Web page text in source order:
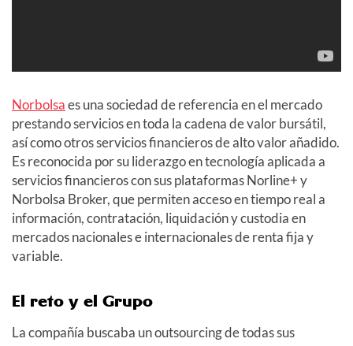
Norbolsaes una sociedad de referencia en el mercado
prestando servicios en toda la cadena de valor bursátil,
así como otros servicios financieros de alto valor añadido.
Es reconocida por su liderazgo en tecnología aplicada a
servicios financieros con sus plataformas Norline+ y
Norbolsa Broker, que permiten acceso en tiempo real a
información, contratación, liquidación y custodia en
mercados nacionales e internacionales de renta fija y
variable.
El reto y el Grupo
La compañía buscaba un outsourcing de todas sus